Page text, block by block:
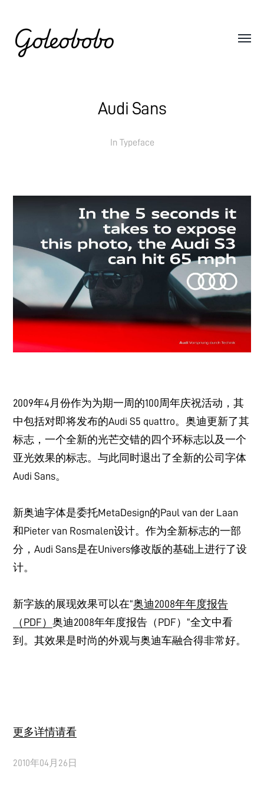
Goleobobo
Audi Sans
In Typeface
2009年4月份作为为期一周的100周年庆祝活动，其
中包括对即将发布的Audi S5 quattro。奥迪更新了其
标志，一个全新的光芒交错的四个环标志以及一个
亚光效果的标志。与此同时退出了全新的公司字体
Audi Sans。
新奥迪字体是委托MetaDesign的Paul van der Laan
和Pieter van Rosmalen设计。作为全新标志的一部
分，Audi Sans是在Univers修改版的基础上进行了设
计。
新字族的展现效果可以在“奥迪2008年年度报告
（PDF）奥迪2008年年度报告（PDF）”全文中看
到。其效果是时尚的外观与奥迪车融合得非常好。
更多详情请看
2010年04月26日